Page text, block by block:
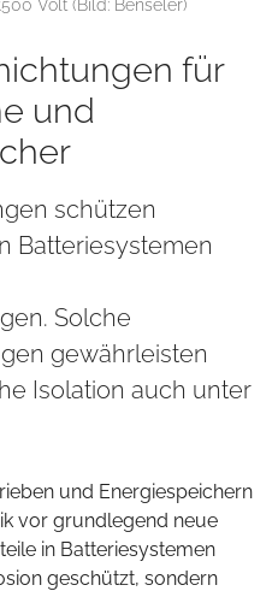
für
und
schützen
Batteriesystemen
Solche
gewährleisten
Isolation auch unter
und Energiespeichern
vor grundlegend neue
in Batteriesystemen
geschützt, sondern